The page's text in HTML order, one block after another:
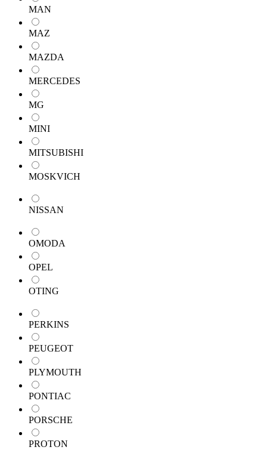
MAN
MAZ
MAZDA
MERCEDES
MG
MINI
MITSUBISHI
MOSKVICH
NISSAN
OMODA
OPEL
OTING
PERKINS
PEUGEOT
PLYMOUTH
PONTIAC
PORSCHE
PROTON